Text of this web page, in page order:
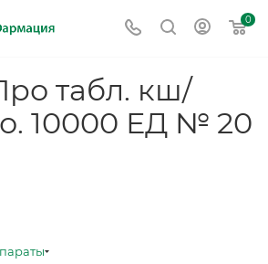
0
табл. кш/
10000 ЕД № 20